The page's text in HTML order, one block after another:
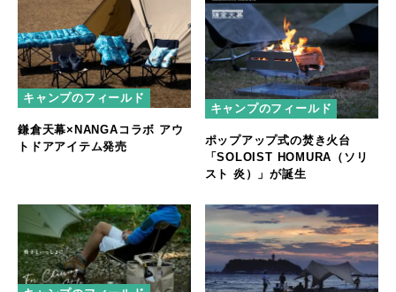
キャンプのフィールド
鎌倉天幕×NANGAコラボ アウ
トドアアイテム発売
キャンプのフィールド
ポップアップ式の焚き火台
「SOLOIST HOMURA（ソリ
スト 炎）」が誕生